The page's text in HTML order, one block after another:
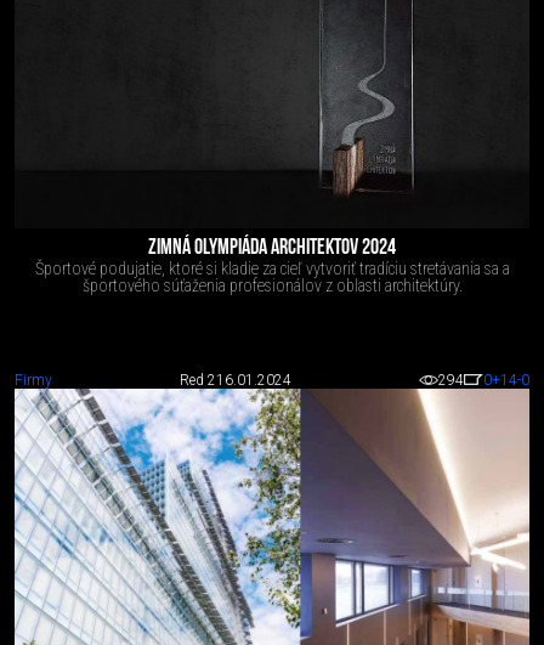
ZIMNÁ OLYMPIÁDA ARCHITEKTOV 2024
Športové podujatie, ktoré si kladie za cieľ vytvoriť tradíciu stretávania sa a
športového súťaženia profesionálov z oblasti architektúry.
Firmy Red 216.01.2024 294 0+14-0